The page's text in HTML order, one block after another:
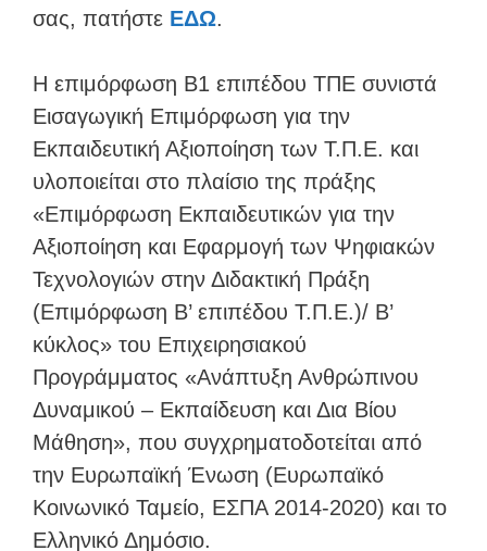
σας, πατήστε ΕΔΩ.
Η επιμόρφωση Β1 επιπέδου ΤΠΕ συνιστά
Εισαγωγική Επιμόρφωση για την
Εκπαιδευτική Αξιοποίηση των Τ.Π.Ε. και
υλοποιείται στο πλαίσιο της πράξης
«Επιμόρφωση Εκπαιδευτικών για την
Αξιοποίηση και Εφαρμογή των Ψηφιακών
Τεχνολογιών στην Διδακτική Πράξη
(Επιμόρφωση Β’ επιπέδου Τ.Π.Ε.)/ Β’
κύκλος» του Επιχειρησιακού
Προγράμματος «Ανάπτυξη Ανθρώπινου
Δυναμικού – Εκπαίδευση και Δια Βίου
Μάθηση», που συγχρηματοδοτείται από
την Ευρωπαϊκή Ένωση (Ευρωπαϊκό
Κοινωνικό Ταμείο, ΕΣΠΑ 2014-2020) και το
Ελληνικό Δημόσιο.